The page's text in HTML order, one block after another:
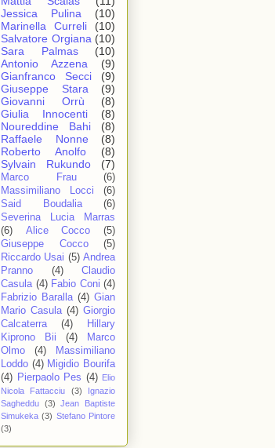
Jessica Pulina
(10)
Marinella Curreli
(10)
Salvatore Orgiana (10)
Sara Palmas
(10)
Antonio Azzena
(9)
Gianfranco Secci
(9)
Giuseppe Stara
(9)
Giovanni Orrù
(8)
Giulia Innocenti
(8)
Noureddine Bahi
(8)
Raffaele Nonne
(8)
Roberto Anolfo
(8)
Sylvain Rukundo
(7)
Marco Frau
(6)
Massimiliano Locci
(6)
Said Boudalia
(6)
Severina Lucia Marras
(6)
Alice Cocco
(5)
Giuseppe Cocco
(5)
Riccardo Usai (5) Andrea
Pranno
(4)
Claudio
Casula (4) Fabio Coni (4)
Fabrizio Baralla (4) Gian
Mario Casula (4) Giorgio
Calcaterra
(4)
Hillary
Kiprono Bii
(4)
Marco
Olmo
(4)
Massimiliano
Loddo (4) Migidio Bourifa
(4) Pierpaolo Pes (4)
Elio
Nicola Fattacciu
(3)
Ignazio
Sagheddu (3)
Jean Baptiste
Simukeka (3) Stefano Pintore
(3)